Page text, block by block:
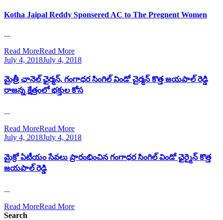
Kotha Jaipal Reddy Sponsered AC to The Pregnent Women
...
Read MoreRead More
July 4, 2018July 4, 2018
మైత్రీ ఛానెల్ ఛైర్మన్, గంగాధర సింగిల్ విండో చైర్మన్ కొత్త జయపాల్ రెడ్డి
రాజన్న క్షేత్రంలో భక్తుల కోస
...
Read MoreRead More
July 4, 2018July 4, 2018
మైక్రో ఏటీయం సేవలు ప్రారంభించిన గంగాధర సింగిల్ విండో ఛైర్మైన్ కొత్త
జయపాల్ రెడ్డి
...
Read MoreRead More
Search